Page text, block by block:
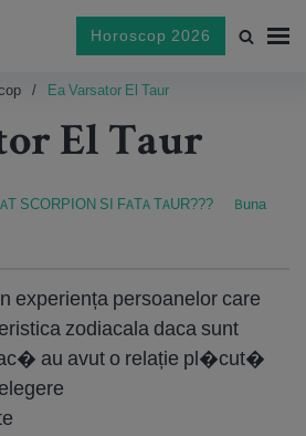
Horoscop 2026
Ea Varsator El Taur
El Taur
SCORPION SI FATA TAUR??? Buna
experiența persoanelor care
zodiacala daca sunt
au avut o relație pl�cut�